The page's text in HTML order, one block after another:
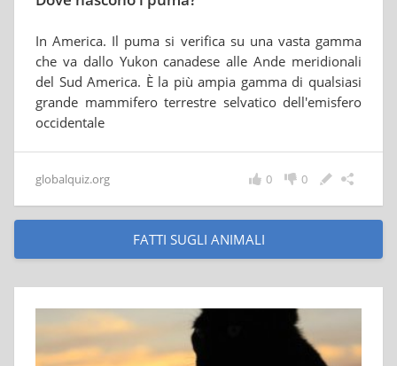
In America. Il puma si verifica su una vasta gamma
che va dallo Yukon canadese alle Ande meridionali
del Sud America. È la più ampia gamma di qualsiasi
grande mammifero terrestre selvatico dell'emisfero
occidentale
globalquiz.org 0
0
FATTI SUGLI ANIMALI